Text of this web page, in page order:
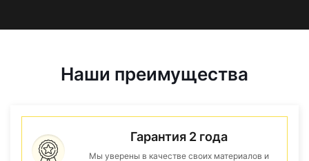
Наши преимущества
Гарантия 2 года
Мы уверены в качестве своих материалов и